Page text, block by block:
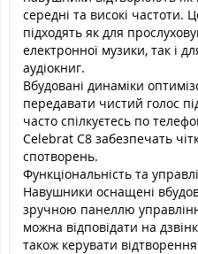
середні та високі частоти.
підходять як для
електронної музики, так і
аудіокниг.
Вбудовані динаміки
передавати чистий голос
часто спілкуєтесь по
Celebrat C8 забезпечать
спотворень.
Функціональність та
Навушники оснащені
зручною панеллю
можна відповідати на
також керувати